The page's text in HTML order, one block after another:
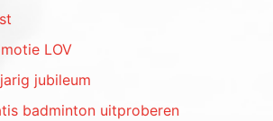
LOV
jubileum
badminton uitproberen